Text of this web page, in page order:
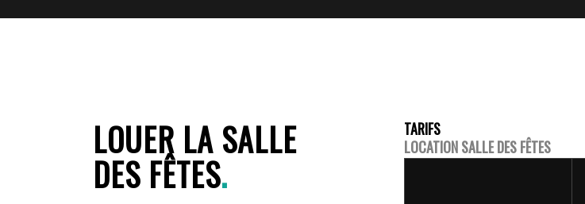
LOUER LA SALLE
DES FÊTES.
TARIFS
LOCATION SALLE DES FÊTES